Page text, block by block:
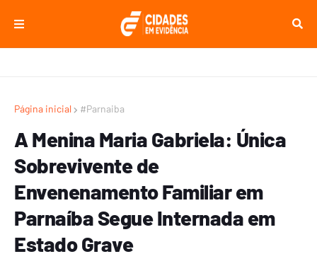
Página inicial #Parnaiba
A Menina Maria Gabriela: Única
Sobrevivente de
Envenenamento Familiar em
Parnaíba Segue Internada em
Estado Grave